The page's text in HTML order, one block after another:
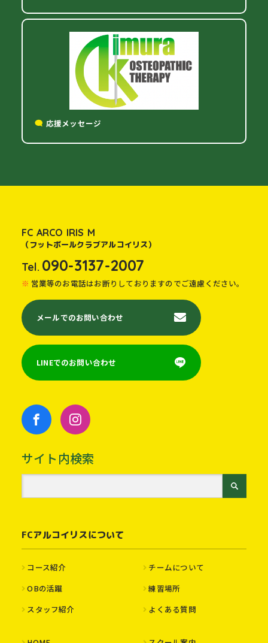
応援メッセージ
FC ARCO IRIS M
（フットボールクラブアルコイリス）
Tel. 090-3137-2007
営業等のお電話はお断りしておりますのでご遠慮ください。
メールでのお問い合わせ
LINEでのお問い合わせ
サイト内検索
FCアルコイリスについて
コース紹介
チームについて
OBの活躍
練習場所
スタッフ紹介
よくある質問